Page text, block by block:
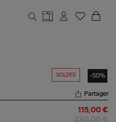
SOLDES -50%
Partager
115,00 €